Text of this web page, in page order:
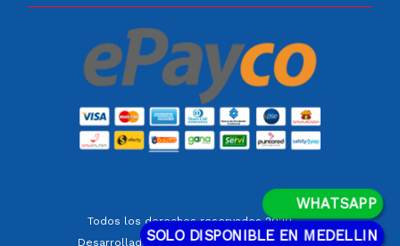
WHATSAPP
SOLO DISPONIBLE EN MEDELLIN
Todos los derechos reservados 2020
Desarrollado por
SolucionesDW